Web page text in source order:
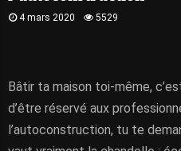
4 mars 2020 5529
Bâtir ta maison toi-même,
d’être réservé aux
l’autoconstruction, tu te